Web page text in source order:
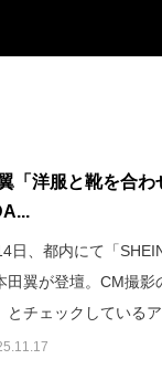
「洋服と靴を合
日、都内にて「
田翼が登壇。CM撮
とチェックしている